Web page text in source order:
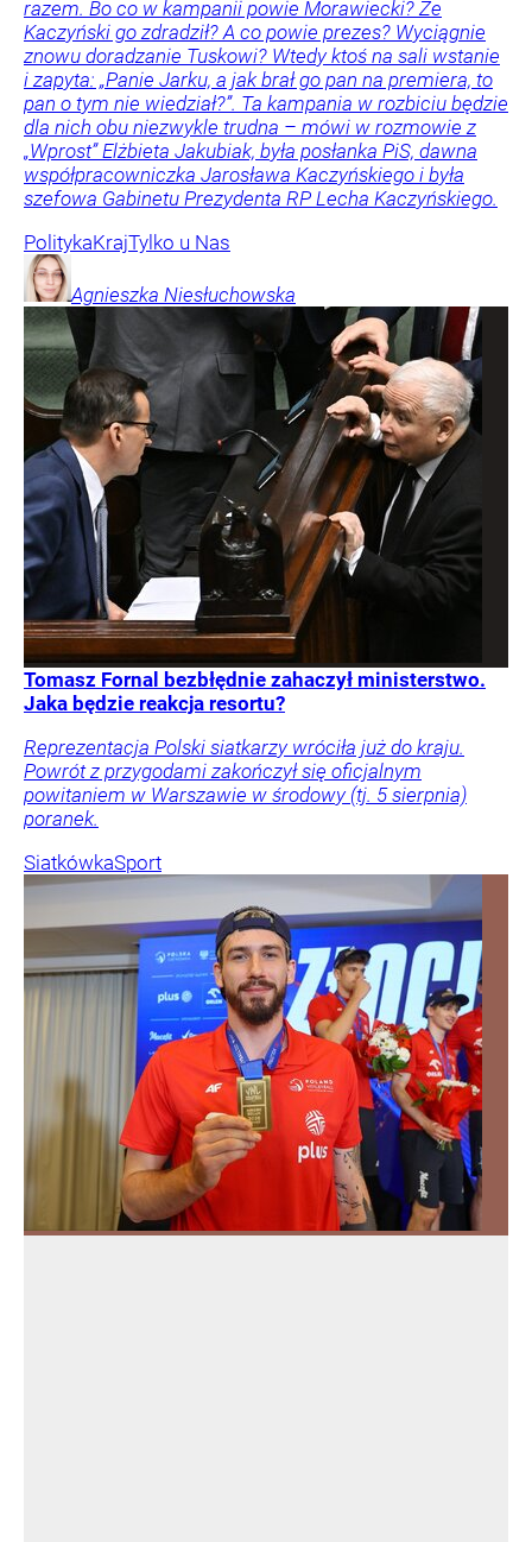
razem. Bo co w kampanii powie Morawiecki? Że
Kaczyński go zdradził? A co powie prezes? Wyciągnie
znowu doradzanie Tuskowi? Wtedy ktoś na sali wstanie
i zapyta: „Panie Jarku, a jak brał go pan na premiera, to
pan o tym nie wiedział?”. Ta kampania w rozbiciu będzie
dla nich obu niezwykle trudna – mówi w rozmowie z
„Wprost” Elżbieta Jakubiak, była posłanka PiS, dawna
współpracowniczka Jarosława Kaczyńskiego i była
szefowa Gabinetu Prezydenta RP Lecha Kaczyńskiego.
PolitykaKrajTylko u Nas
Agnieszka Niesłuchowska
Tomasz Fornal bezbłędnie zahaczył ministerstwo.
Jaka będzie reakcja resortu?
Reprezentacja Polski siatkarzy wróciła już do kraju.
Powrót z przygodami zakończył się oficjalnym
powitaniem w Warszawie w środowy (tj. 5 sierpnia)
poranek.
SiatkówkaSport